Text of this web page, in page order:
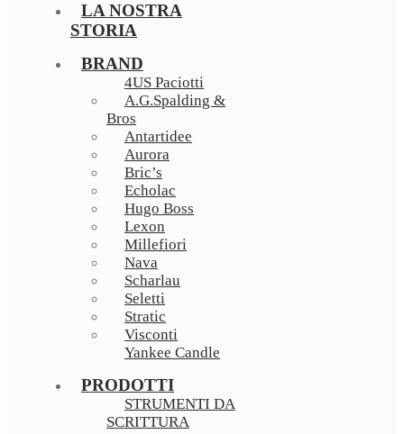
LA NOSTRA
STORIA
BRAND
4US Paciotti
A.G.Spalding &
Bros
Antartidee
Aurora
Bric’s
Echolac
Hugo Boss
Lexon
Millefiori
Nava
Scharlau
Seletti
Stratic
Visconti
Yankee Candle
PRODOTTI
STRUMENTI DA
SCRITTURA